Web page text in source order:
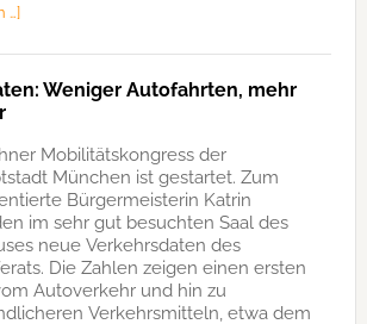
…]
Weniger Autofahrten, mehr
Mobilitätskongress der
München ist gestartet. Zum
Bürgermeisterin Katrin
im sehr gut besuchten Saal des
neue Verkehrsdaten des
Die Zahlen zeigen einen ersten
Autoverkehr und hin zu
Verkehrsmitteln, etwa dem